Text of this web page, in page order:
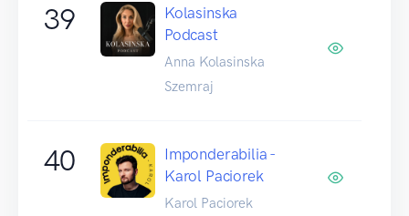
39
Kolasinska
Podcast
Anna Kolasinska
Szemraj
40
Imponderabilia -
Karol Paciorek
Karol Paciorek